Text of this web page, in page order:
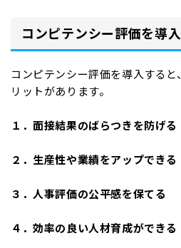
コンピテンシー評価を導
コンピテンシー評価を導入する
リットがあります。
１．面接結果のばらつきを防げる
２．生産性や業績をアップできる
３．人事評価の公平感を保てる
４．効率の良い人材育成ができる